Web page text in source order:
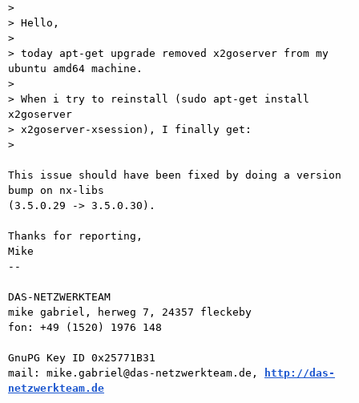
>
> Hello,
>
> today apt-get upgrade removed x2goserver from my
ubuntu amd64 machine.
>
> When i try to reinstall (sudo apt-get install
x2goserver
> x2goserver-xsession), I finally get:
>
This issue should have been fixed by doing a version
bump on nx-libs
(3.5.0.29 -> 3.5.0.30).
Thanks for reporting,
Mike
--
DAS-NETZWERKTEAM
mike gabriel, herweg 7, 24357 fleckeby
fon: +49 (1520) 1976 148
GnuPG Key ID 0x25771B31
mail: mike.gabriel@das-netzwerkteam.de,
http://das-
netzwerkteam.de